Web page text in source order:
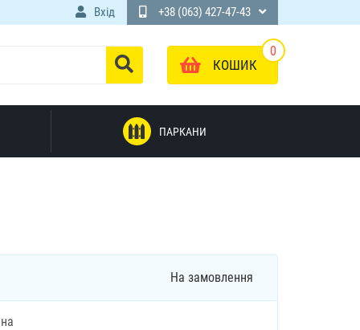
Вхід +38 (063) 427-47-43
0
КОШИК
ПАРКАНИ
На замовлення